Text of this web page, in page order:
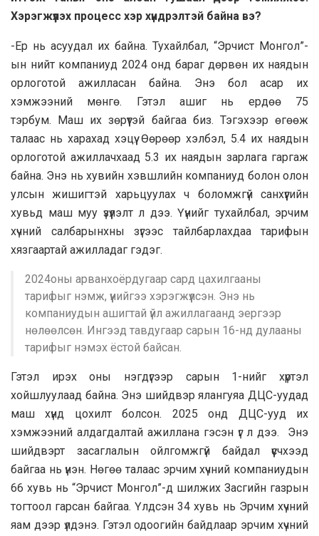
Хэрэгжүүлэх процесс хэр хүндрэлтэй байна вэ?
-Ер нь асуудал их байна. Тухайлбал, “Эрчист Монгол”-
ын нийт компаниуд 2024 онд бараг дөрвөн их наядын
орлоготой ажилласан байна. Энэ бол асар их
хэмжээний мөнгө. Гэтэл ашиг нь ердөө 75
тэрбум. Маш их зөрүүтэй байгаа биз. Тэгэхээр өгөөж
талаас нь харахад хэцүү. Өөрөөр хэлбэл, 5.4 их наядын
орлоготой ажиллачхаад 5.3 их наядын зарлага гаргаж
байна. Энэ нь хувийн хэвшлийн компаниуд болон олон
улсын жишигтэй харьцуулах ч боломжгүй санхүүгийн
хувьд маш муу үзүүлэлт л дээ. Үүнийг тухайлбал, эрчим
хүчний салбарынхны зүгээс тайлбарлахдаа тарифын
хязгаартай ажилладаг гэдэг.
2024оны арванхоёрдугаар сард цахилгааны
тарифыг нэмж, үүнийгээ хэрэгжүүлсэн. Энэ нь
компаниудын ашигтай үйл ажиллагаанд эергээр
нөлөөлсөн. Ингээд тавдугаар сарын 16-нд дулааны
тарифыг нэмэх ёстой байсан.
Гэтэл ирэх оны нэгдүгээр сарын 1-нийг хүртэл
хойшлуулаад байна. Энэ шийдвэр ялангуяа ДЦС-уудад
маш хүнд цохилт болсон. 2025 онд ДЦС-ууд их
хэмжээний алдагдалтай ажиллана гэсэн үг л дээ. Энэ
шийдвэрт засаглалын ойлгомжгүй байдал үүсчхээд
байгаа нь үнэн. Нөгөө талаас эрчим хүчний компаниудын
66 хувь нь “Эрчист Монгол”-д шилжих Засгийн газрын
тогтоол гарсан байгаа. Үлдсэн 34 хувь нь Эрчим хүчний
яам дээр үлдэнэ. Гэтэл одоогийн байдлаар эрчим хүчний